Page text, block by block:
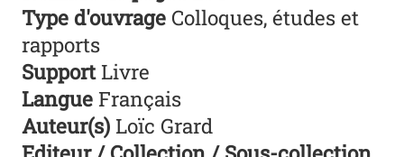
Type d'ouvrage Colloques, études et
rapports
Support Livre
Langue Français
Auteur(s) Loïc Grard